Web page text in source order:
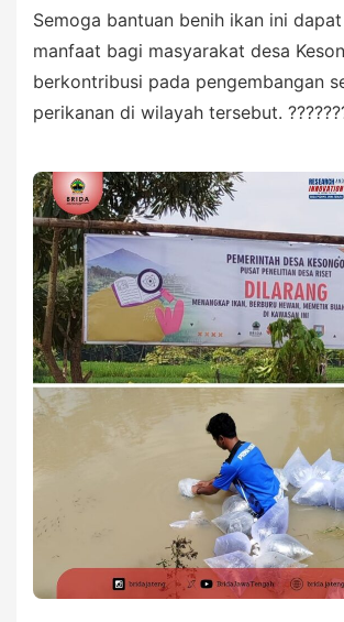
Semoga bantuan benih ikan ini
manfaat bagi masyarakat desa
berkontribusi pada pengembangan
perikanan di wilayah tersebut.